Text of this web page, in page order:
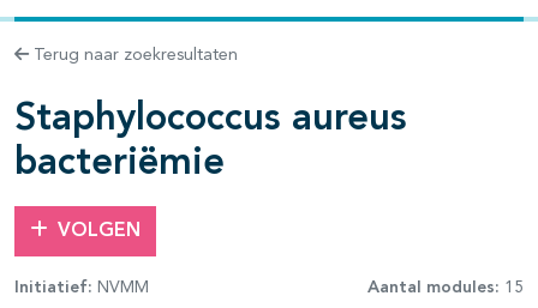
Terug naar zoekresultaten
Staphylococcus aureus
bacteriëmie
VOLGEN
Initiatief: NVMM Aantal modules: 15
binnen deze richtlijn